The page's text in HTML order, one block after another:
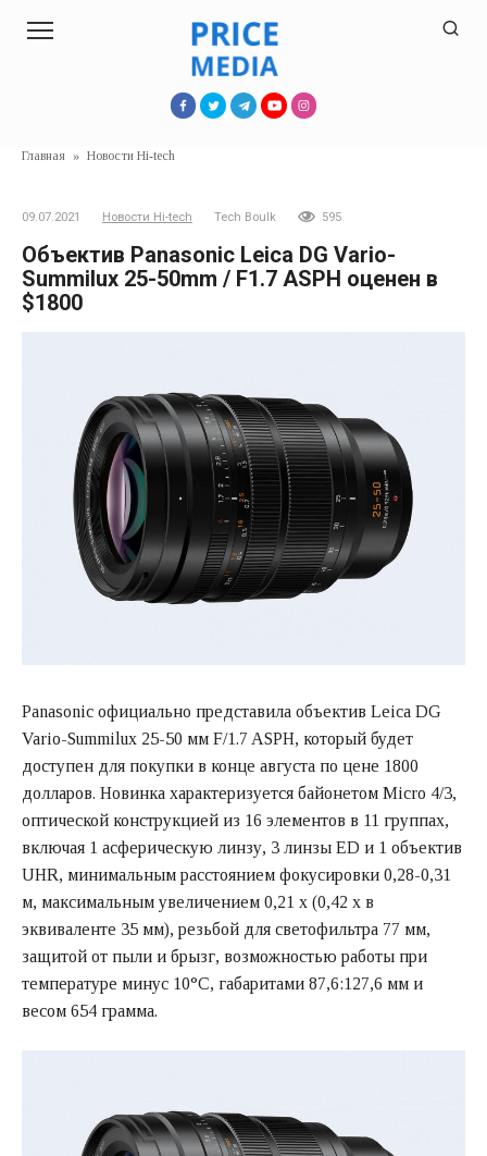
Главная » Новости Hi-tech
09.07.2021 Новости Hi-tech Tech Boulk 595
Объектив Panasonic Leica DG Vario-
Summilux 25-50mm / F1.7 ASPH оценен в
$1800
Panasonic официально представила объектив Leica DG
Vario-Summilux 25-50 мм F/1.7 ASPH, который будет
доступен для покупки в конце августа по цене 1800
долларов. Новинка характеризуется байонетом Micro 4/3,
оптической конструкцией из 16 элементов в 11 группах,
включая 1 асферическую линзу, 3 линзы ED и 1 объектив
UHR, минимальным расстоянием фокусировки 0,28-0,31
м, максимальным увеличением 0,21 x (0,42 x в
эквиваленте 35 мм), резьбой для светофильтра 77 мм,
защитой от пыли и брызг, возможностью работы при
температуре минус 10°C, габаритами 87,6:127,6 мм и
весом 654 грамма.